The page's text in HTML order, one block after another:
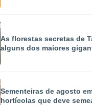
As florestas secretas de
alguns dos maiores
Sementeiras de agosto
hortícolas que deve